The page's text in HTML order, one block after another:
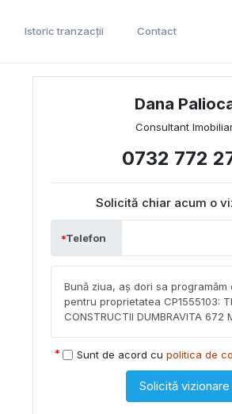
Istoric tranzacții Contact
Dana
Consultant
0732 772
Solicită chiar acum o
Telefon
Sunt de acord cu politica de
Solicită vizionare